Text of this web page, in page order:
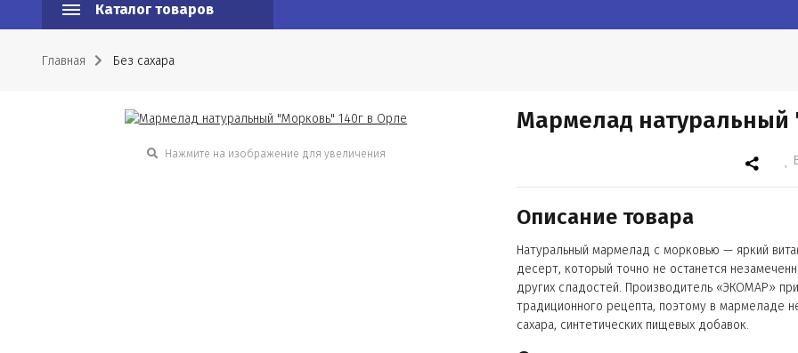
Каталог товаров
Главная Без сахара
Нажмите на изображение для увеличения
Мармелад натуральный
Описание товара
Натуральный мармелад с морковью — яркий
десерт, который точно не останется
других сладостей. Производитель «ЭКОМАР»
традиционного рецепта, поэтому в мармеладе
сахара, синтетических пищевых добавок.